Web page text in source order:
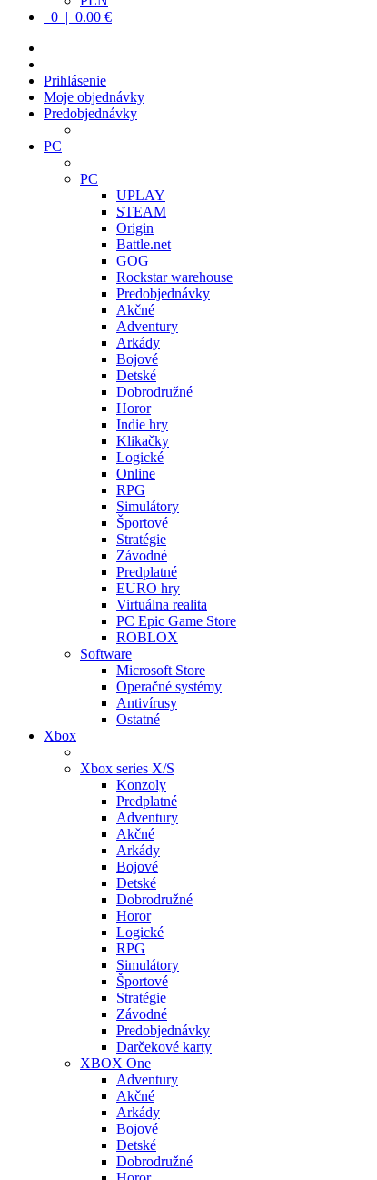
0 | 0.00 €
Prihlásenie
Moje objednávky
Predobjednávky
PC
PC
UPLAY
STEAM
Origin
Battle.net
GOG
Rockstar warehouse
Predobjednávky
Akčné
Adventury
Arkády
Bojové
Detské
Dobrodružné
Horor
Indie hry
Klikačky
Logické
Online
RPG
Simulátory
Športové
Stratégie
Závodné
Predplatné
EURO hry
Virtuálna realita
PC Epic Game Store
ROBLOX
Software
Microsoft Store
Operačné systémy
Antivírusy
Ostatné
Xbox
Xbox series X/S
Konzoly
Predplatné
Adventury
Akčné
Arkády
Bojové
Detské
Dobrodružné
Horor
Logické
RPG
Simulátory
Športové
Stratégie
Závodné
Predobjednávky
Darčekové karty
XBOX One
Adventury
Akčné
Arkády
Bojové
Detské
Dobrodružné